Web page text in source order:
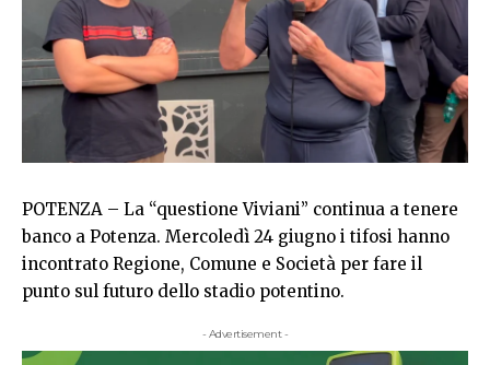
POTENZA – La “questione Viviani” continua a tenere
banco a Potenza. Mercoledì 24 giugno i tifosi hanno
incontrato Regione, Comune e Società per fare il
punto sul futuro dello stadio potentino.
- Advertisement -